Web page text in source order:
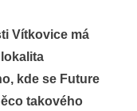
Vítkovice má
kde se Future
takového